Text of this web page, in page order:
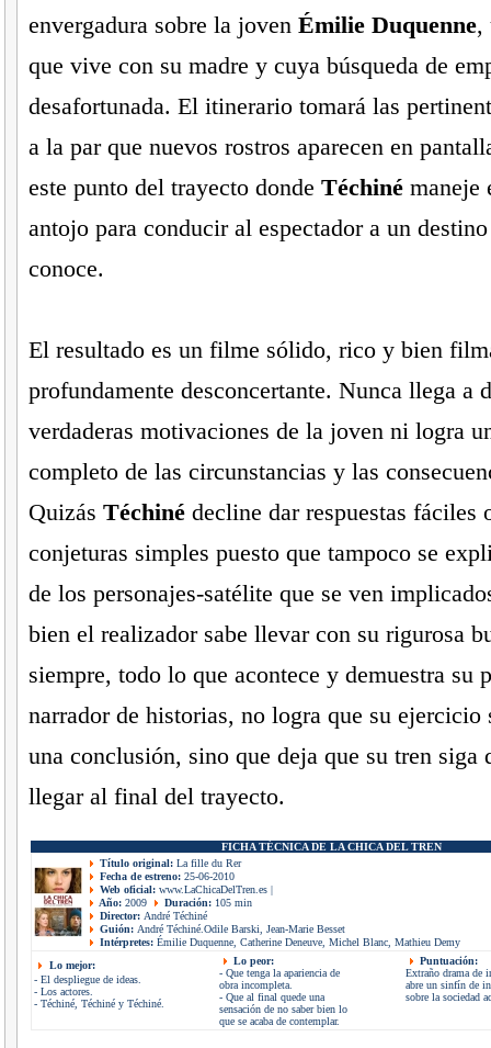
envergadura sobre la joven Émilie Duquenne,
que vive con su madre y cuya búsqueda de
desafortunada. El itinerario tomará las
a la par que nuevos rostros aparecen en
este punto del trayecto donde Téchinémaneje
antojo para conducir al espectador a un
conoce.
El resultado es un filme sólido, rico y bien
profundamente desconcertante. Nunca llega a
verdaderas motivaciones de la joven ni logra
completo de las circunstancias y las
Quizás Téchinédecline dar respuestas fáciles
conjeturas simples puesto que tampoco se
de los personajes-satélite que se ven
bien el realizador sabe llevar con su rigurosa
siempre, todo lo que acontece y demuestra su
narrador de historias, no logra que su ejercicio
una conclusión, sino que deja que su tren siga
llegar al final del trayecto.
FICHA TÉCNICA DE LA CHICA DEL TREN
Título original: La fille du Rer
Fecha de estreno: 25-06-2010
Web oficial: www.LaChicaDelTren.es |
Año: 2009 Duración: 105 min
Director: André Téchiné
Guión: André Téchiné.Odile Barski, Jean-Marie Besset
Intérpretes: Émilie Duquenne, Catherine Deneuve, Michel Blanc, Mathieu Demy
Lo mejor:
- El despliegue de ideas.
- Los actores.
- Téchiné, Téchiné y Téchiné.
Lo peor:
- Que tenga la apariencia de
obra incompleta.
- Que al final quede una
sensación de no saber bien lo
que se acaba de contemplar.
Puntuación:
Extraño drama de
abre un sinfín de
sobre la sociedad